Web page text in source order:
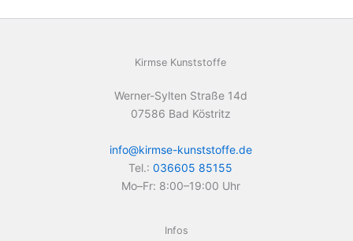
Kirmse Kunststoffe
Werner-Sylten Straße 14d
07586 Bad Köstritz
info@kirmse-kunststoffe.de
Tel.: 036605 85155
Mo–Fr: 8:00–19:00 Uhr
Infos